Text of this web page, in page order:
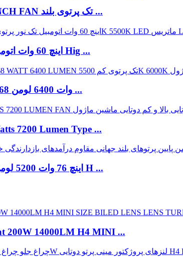
Bulbtek MO17C 12V 1.7INCH FAN تک پرتوی بلند ...
Bulbtek MO17B 1.7 اینچ 60 وات اتومبیل تک Hig ...
Bulbtek MO17A 12V 1.7 "68 وات 6400 لومن ...
7200 Lumen Type ...
Bulbtek MO15A 12V 1.5 اینچ 76 وات 5200 لومن H ...
200W 14000LM H4 MINI ...